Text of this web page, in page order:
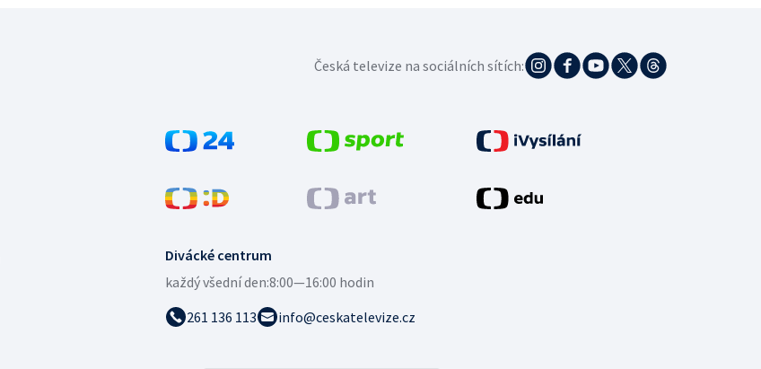
Divácké centrum
každý všední den:8:00—16:00 hodin
261 136 113
info@ceskatelevize.cz
Česká televize na sociálních sítích: